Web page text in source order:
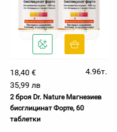
18,40 €
4.96т.
35,99 лв
2 броя Dr. Nature Магнезиев
бисглицинат Форте, 60
таблетки